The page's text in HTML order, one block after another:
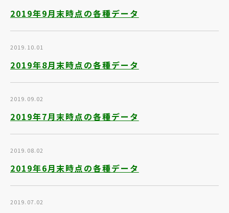
2019年9月末時点の各種データ
2019.10.01
2019年8月末時点の各種データ
2019.09.02
2019年7月末時点の各種データ
2019.08.02
2019年6月末時点の各種データ
2019.07.02